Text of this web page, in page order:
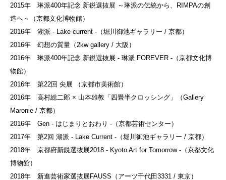
2015年 琳派400年記念 新鋭選抜展 ～琳派の伝統から、RIMPAの創
造へ～（京都文化博物館）
2016年 湖派 - Lake current -（堀川御池ギャラリー / 京都）
2016年 幻想の質量（2kw gallery / 大阪）
2016年 琳派400年記念 新鋭選抜展 - 琳派 FOREVER -（京都文化博
物館）
2016年 第22回 尖展 （京都市美術館）
2016年 高村総二郎 × 山本雄教「四畳半クロッシング」（Gallery
Maronie / 京都）
2016年 Gen - はじまりとおわり -（京都芸術センター）
2017年 第2回 湖派 - Lake Current -（堀川御池ギャラリー / 京都）
2018年 京都府新鋭選抜展2018 - Kyoto Art for Tomorrow -（京都文化
博物館）
2018年 新進芸術家選抜展FAUSS（アーツ千代田3331 / 東京）